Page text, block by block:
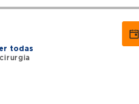
todas